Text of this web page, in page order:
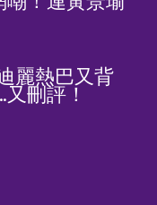
麗熱巴又背
刪評！